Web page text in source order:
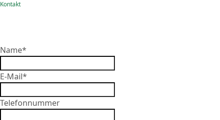
Kontakt
Name*
E-Mail*
Telefonnummer